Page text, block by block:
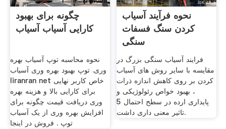
چگونه برای بهبود
کارایی آسیاب آسیاب
نحوه محاسبه توپ آسیاب بهره
وری. توپ بهبود بهره وری آسیاب
liranran net خاص کاربر نهایی
برای کارایی بالا و هزینه بهره
وری دریافت قیمت چگونه برای
افزایش بهره وری از یک آسیاب
توپ . فروش در اینجا
نحوه فرآیند آسیاب
کردن سنگ فسفات
سنگی
فرایند آسیاب سنگی بزرگ در
مقایسه با سایر روش های آسیاب
کردن بر روی کاهش اندازه ذرات
، بهبود خواص رئولوژیکی و
پایداری ارده در سطح احتمال 5
تاثیر معنی داری داشت.